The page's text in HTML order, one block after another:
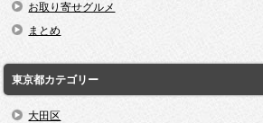
お取り寄せグルメ
まとめ
東京都カテゴリー
大田区